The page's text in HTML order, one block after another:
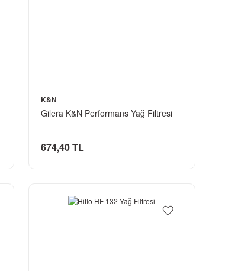
K&N
Gilera K&N Performans Yağ Filtresi
674,40 TL